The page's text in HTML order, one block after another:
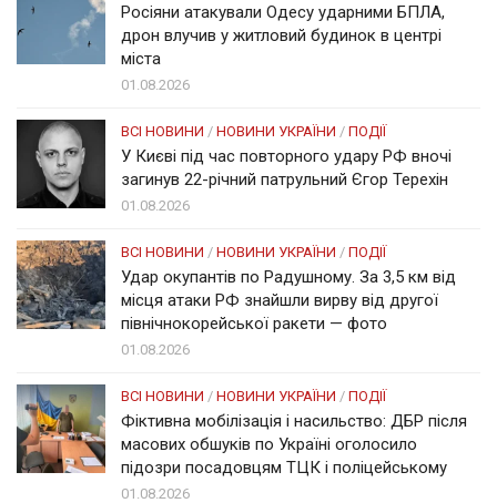
Росіяни атакували Одесу ударними БПЛА,
дрон влучив у житловий будинок в центрі
міста
01.08.2026
ВСІ НОВИНИ / НОВИНИ УКРАЇНИ / ПОДІЇ
У Києві під час повторного удару РФ вночі
загинув 22-річний патрульний Єгор Терехін
01.08.2026
ВСІ НОВИНИ / НОВИНИ УКРАЇНИ / ПОДІЇ
Удар окупантів по Радушному. За 3,5 км від
місця атаки РФ знайшли вирву від другої
північнокорейської ракети — фото
01.08.2026
ВСІ НОВИНИ / НОВИНИ УКРАЇНИ / ПОДІЇ
Фіктивна мобілізація і насильство: ДБР після
масових обшуків по Україні оголосило
підозри посадовцям ТЦК і поліцейському
01.08.2026